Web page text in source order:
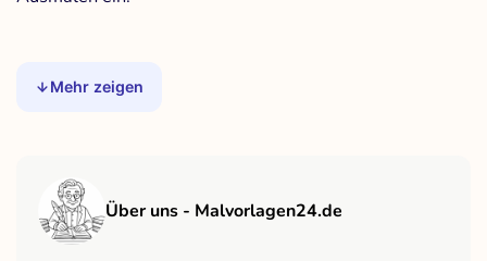
Mehr zeigen
Über uns - Malvorlagen24.de